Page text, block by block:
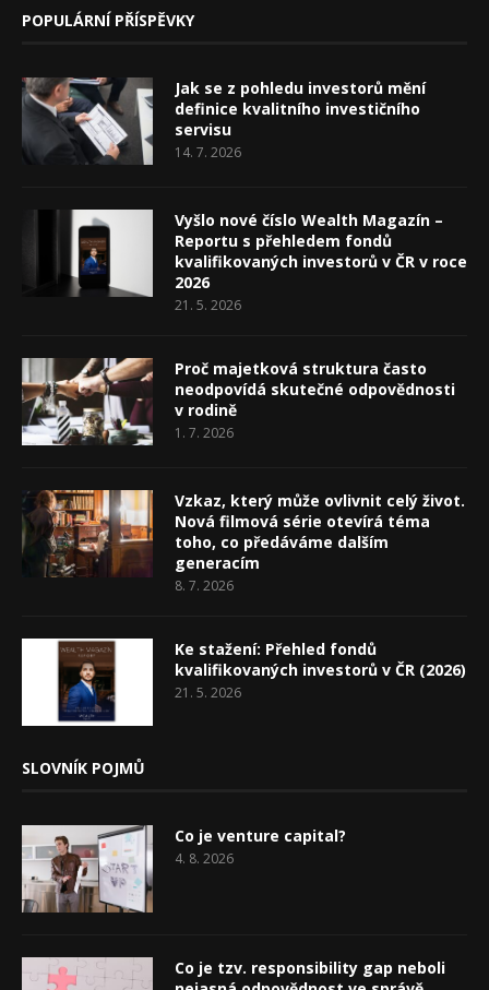
POPULÁRNÍ PŘÍSPĚVKY
Jak se z pohledu investorů mění
definice kvalitního investičního
servisu
14. 7. 2026
Vyšlo nové číslo Wealth Magazín –
Reportu s přehledem fondů
kvalifikovaných investorů v ČR v roce
2026
21. 5. 2026
Proč majetková struktura často
neodpovídá skutečné odpovědnosti
v rodině
1. 7. 2026
Vzkaz, který může ovlivnit celý život.
Nová filmová série otevírá téma
toho, co předáváme dalším
generacím
8. 7. 2026
Ke stažení: Přehled fondů
kvalifikovaných investorů v ČR (2026)
21. 5. 2026
SLOVNÍK POJMŮ
Co je venture capital?
4. 8. 2026
Co je tzv. responsibility gap neboli